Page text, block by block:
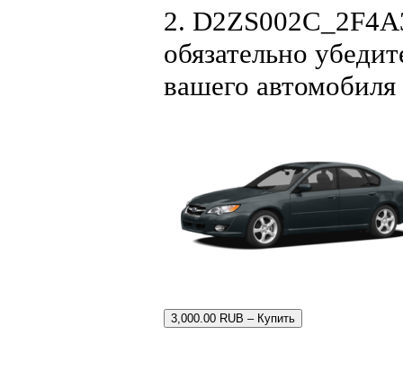
2.
обязательно
вашего автомобиля
3,000.00 RUB – Купить